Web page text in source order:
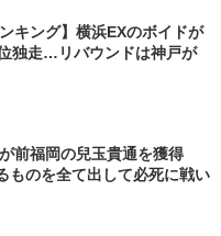
キング】横浜EXのボイドが
独走…リバウンドは神戸が
前福岡の兒玉貴通を獲得
ものを全て出して必死に戦い